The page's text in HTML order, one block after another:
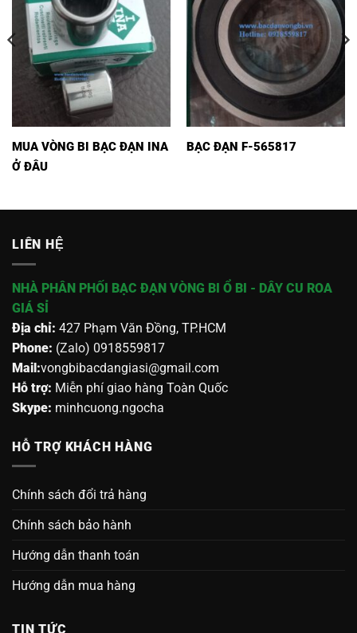
MUA VÒNG BI BẠC ĐẠN INA
Ở ĐÂU
BẠC ĐẠN F-565817
LIÊN HỆ
NHÀ PHÂN PHỐI BẠC ĐẠN VÒNG BI Ổ BI - DÂY CU ROA
GIÁ SỈ
Địa chỉ: 427 Phạm Văn Đồng, TP.HCM
Phone: (Zalo) 0918559817
Mail:vongbibacdangiasi@gmail.com
Hỗ trợ: Miễn phí giao hàng Toàn Quốc
Skype: minhcuong.ngocha
HỖ TRỢ KHÁCH HÀNG
Chính sách đổi trả hàng
Chính sách bảo hành
Hướng dẫn thanh toán
Hướng dẫn mua hàng
TIN TỨC